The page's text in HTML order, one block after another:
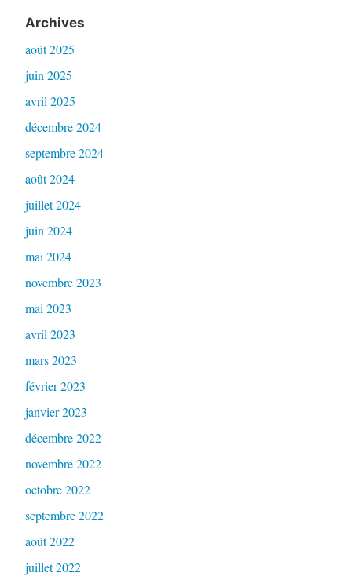
Archives
août 2025
juin 2025
avril 2025
décembre 2024
septembre 2024
août 2024
juillet 2024
juin 2024
mai 2024
novembre 2023
mai 2023
avril 2023
mars 2023
février 2023
janvier 2023
décembre 2022
novembre 2022
octobre 2022
septembre 2022
août 2022
juillet 2022